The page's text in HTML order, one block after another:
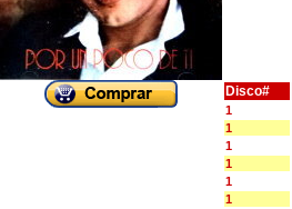
Disco#
1
1
1
1
1
1